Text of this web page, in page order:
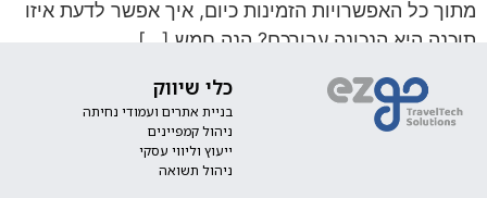
מתוך כל האפשרויות הזמינות כיום, איך אפשר לדעת איזו
תוכנה היא הנכונה עבורכם? הנה חמש […]
כלי שיווק
בניית אתרים ועמודי נחיתה
ניהול קמפיינים
ייעוץ וליווי עסקי
ניהול תשואה